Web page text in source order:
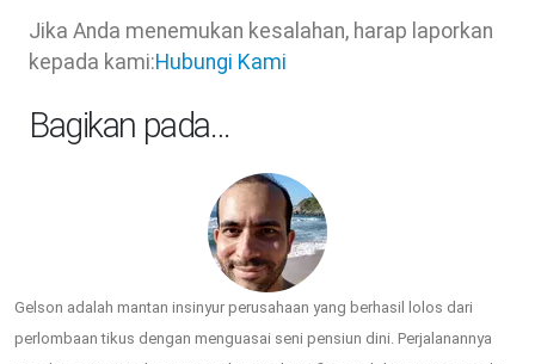
Jika Anda menemukan kesalahan, harap laporkan
kepada kami:Hubungi Kami
Bagikan pada…
Gelson adalah mantan insinyur perusahaan yang berhasil lolos dari
perlombaan tikus dengan menguasai seni pensiun dini. Perjalanannya